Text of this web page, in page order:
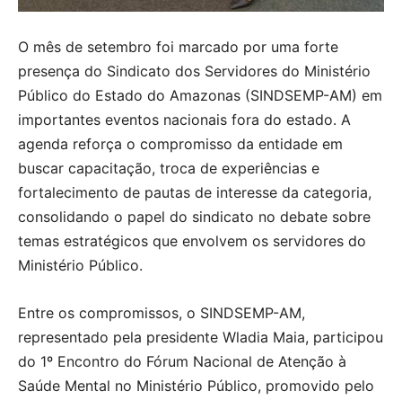
O mês de setembro foi marcado por uma forte
presença do Sindicato dos Servidores do Ministério
Público do Estado do Amazonas (SINDSEMP-AM) em
importantes eventos nacionais fora do estado. A
agenda reforça o compromisso da entidade em
buscar capacitação, troca de experiências e
fortalecimento de pautas de interesse da categoria,
consolidando o papel do sindicato no debate sobre
temas estratégicos que envolvem os servidores do
Ministério Público.
Entre os compromissos, o SINDSEMP-AM,
representado pela presidente Wladia Maia, participou
do 1º Encontro do Fórum Nacional de Atenção à
Saúde Mental no Ministério Público, promovido pelo